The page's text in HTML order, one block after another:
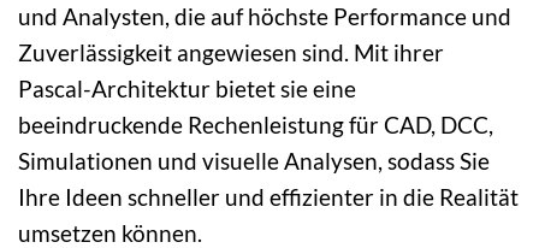
und Analysten, die auf höchste Performance und
Zuverlässigkeit angewiesen sind. Mit ihrer
Pascal-Architektur bietet sie eine
beeindruckende Rechenleistung für CAD, DCC,
Simulationen und visuelle Analysen, sodass Sie
Ihre Ideen schneller und effizienter in die Realität
umsetzen können.